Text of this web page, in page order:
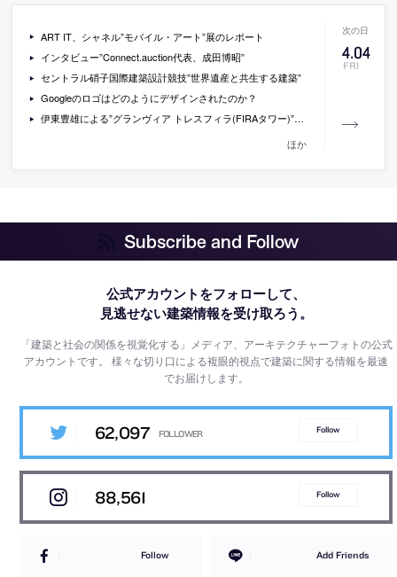
4.04
FRI
ART IT、シャネル”モバイル・アート”展のレポート
インタビュー”Connect.auction代表、成田博昭”
セントラル硝子国際建築設計競技”世界遺産と共生する建築”
Googleのロゴはどのようにデザインされたのか？
伊東豊雄による”グランヴィア トレスフィラ(FIRAタワー)”の建設現場写真
ほか
Subscribe and Follow
公式アカウントをフォローして、
見逃せない建築情報を受け取ろう。
「建築と社会の関係を視覚化する」メディア、アーキテクチャーフォトの公式
アカウントです。様々な切り口による複眼的視点で建築に関する情報を最速
でお届けします。
62,097 Follow
88,561 Follow
Follow Add Friends